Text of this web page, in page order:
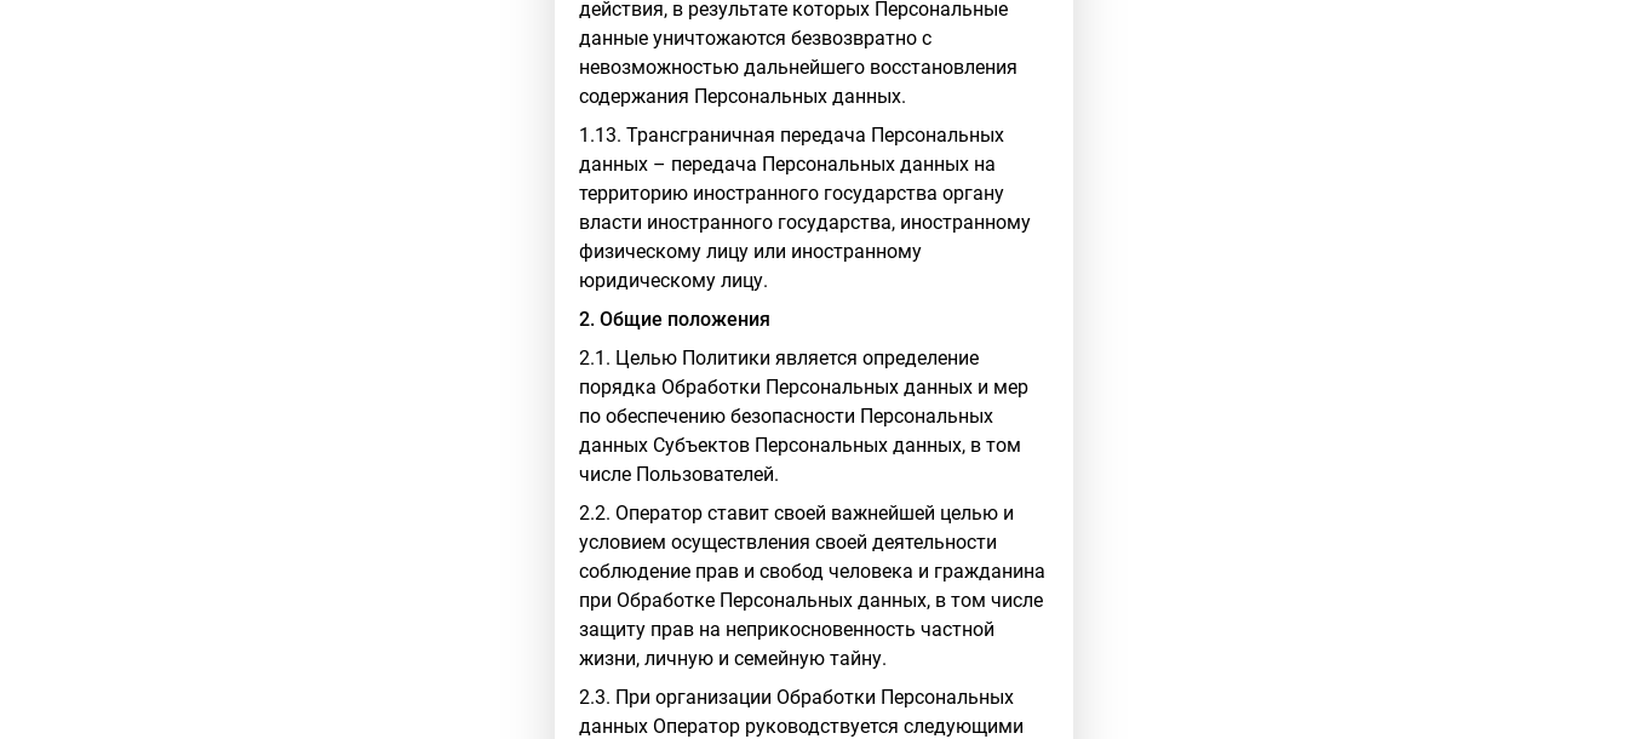
действия, в результате которых Персональные
данные уничтожаются безвозвратно с
невозможностью дальнейшего восстановления
содержания Персональных данных.
1.13. Трансграничная передача Персональных
данных – передача Персональных данных на
территорию иностранного государства органу
власти иностранного государства, иностранному
физическому лицу или иностранному
юридическому лицу.
2. Общие положения
2.1. Целью Политики является определение
порядка Обработки Персональных данных и мер
по обеспечению безопасности Персональных
данных Субъектов Персональных данных, в том
числе Пользователей.
2.2. Оператор ставит своей важнейшей целью и
условием осуществления своей деятельности
соблюдение прав и свобод человека и гражданина
при Обработке Персональных данных, в том числе
защиту прав на неприкосновенность частной
жизни, личную и семейную тайну.
2.3. При организации Обработки Персональных
данных Оператор руководствуется следующими